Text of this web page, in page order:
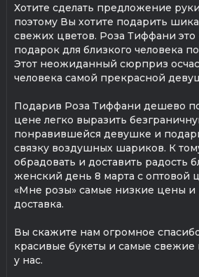
Хотите сделать предложение
поэтому Вы хотите подарить
свежих цветов. Роза Тиффани
подарок для близкого человека
Этот неожиданный сюрприз
человека самой прекрасной
Подарив Роза Тиффани дешево
цене легко выразить
понравившейся девушке и
связку воздушных шариков. К
обрадовать и доставить радость
женский день 8 марта с оптовой
«Мне розы» самые низкие цены и
доставка.
Вы скажите нам огромное
красивые букеты и самые свежие
у нас.